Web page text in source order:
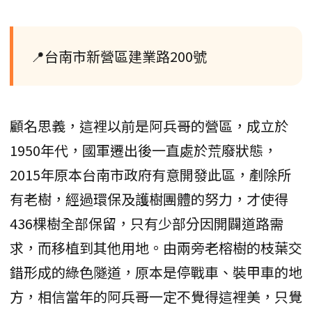
📍台南市新營區建業路200號
顧名思義，這裡以前是阿兵哥的營區，成立於
1950年代，國軍遷出後一直處於荒廢狀態，
2015年原本台南市政府有意開發此區，剷除所
有老樹，經過環保及護樹團體的努力，才使得
436棵樹全部保留，只有少部分因開闢道路需
求，而移植到其他用地。由兩旁老榕樹的枝葉交
錯形成的綠色隧道，原本是停戰車、裝甲車的地
方，相信當年的阿兵哥一定不覺得這裡美，只覺